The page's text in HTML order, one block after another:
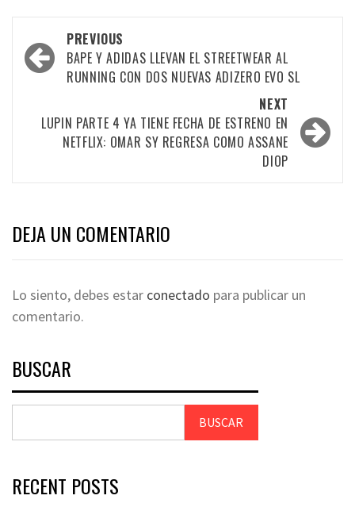
PREVIOUS
BAPE Y ADIDAS LLEVAN EL STREETWEAR AL
RUNNING CON DOS NUEVAS ADIZERO EVO SL
NEXT
LUPIN PARTE 4 YA TIENE FECHA DE ESTRENO EN
NETFLIX: OMAR SY REGRESA COMO ASSANE
DIOP
DEJA UN COMENTARIO
Lo siento, debes estar conectado para publicar un
comentario.
BUSCAR
BUSCAR
RECENT POSTS